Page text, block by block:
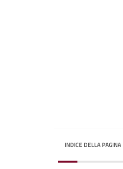
INDICE DELLA PAGINA